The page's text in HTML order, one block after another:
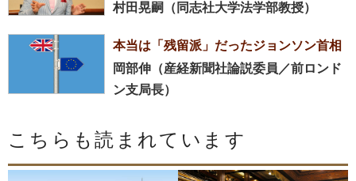
村田晃嗣（同志社大学法学部教授）
本当は「残留派」だったジョンソン首相
岡部伸（産経新聞社論説委員／前ロンド
ン支局長）
こちらも読まれています